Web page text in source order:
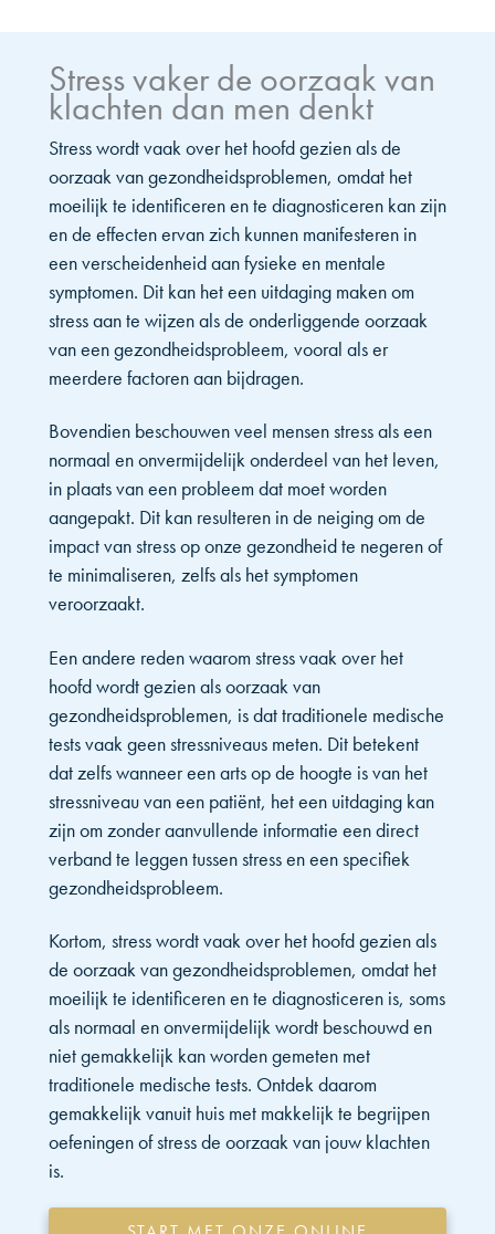
Stress vaker de oorzaak van
klachten dan men denkt
Stress wordt vaak over het hoofd gezien als de
oorzaak van gezondheidsproblemen, omdat het
moeilijk te identificeren en te diagnosticeren kan zijn
en de effecten ervan zich kunnen manifesteren in
een verscheidenheid aan fysieke en mentale
symptomen. Dit kan het een uitdaging maken om
stress aan te wijzen als de onderliggende oorzaak
van een gezondheidsprobleem, vooral als er
meerdere factoren aan bijdragen.
Bovendien beschouwen veel mensen stress als een
normaal en onvermijdelijk onderdeel van het leven,
in plaats van een probleem dat moet worden
aangepakt. Dit kan resulteren in de neiging om de
impact van stress op onze gezondheid te negeren of
te minimaliseren, zelfs als het symptomen
veroorzaakt.
Een andere reden waarom stress vaak over het
hoofd wordt gezien als oorzaak van
gezondheidsproblemen, is dat traditionele medische
tests vaak geen stressniveaus meten. Dit betekent
dat zelfs wanneer een arts op de hoogte is van het
stressniveau van een patiënt, het een uitdaging kan
zijn om zonder aanvullende informatie een direct
verband te leggen tussen stress en een specifiek
gezondheidsprobleem.
Kortom, stress wordt vaak over het hoofd gezien als
de oorzaak van gezondheidsproblemen, omdat het
moeilijk te identificeren en te diagnosticeren is, soms
als normaal en onvermijdelijk wordt beschouwd en
niet gemakkelijk kan worden gemeten met
traditionele medische tests. Ontdek daarom
gemakkelijk vanuit huis met makkelijk te begrijpen
oefeningen of stress de oorzaak van jouw klachten
is.